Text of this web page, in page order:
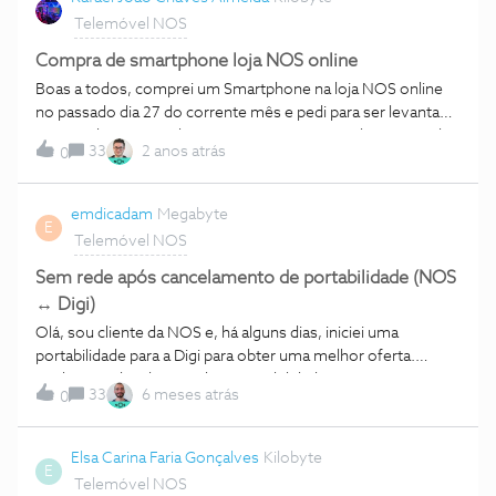
Telemóvel NOS
Compra de smartphone loja NOS online
Boas a todos, comprei um Smartphone na loja NOS online
no passado dia 27 do corrente mês e pedi para ser levantado
3m uma loja NOS (Alegro Sintra) e a previsão de entrega do
mesmo era para dia 29 do corrente mês!!!Hoje, dia 30 ainda
não recebi nenhuma mensagem de confirmação para o
mesmo ser levantado na Loja.O que recomendam fazer?
Com os melhores cumprimentos,Rafael Almeida
0 33 2 anos atrás
E
emdicadam Megabyte
Telemóvel NOS
Sem rede após cancelamento de portabilidade (NOS
↔ Digi)
Olá, sou cliente da NOS e, há alguns dias, iniciei uma
portabilidade para a Digi para obter uma melhor oferta.
Acabei por decidir cancelar a portabilidade, e a própria Digi
confirmou-me por SMS que o cancelamento foi efetuado
corretamente.Desde então, porém, não tenho qualquer
cobertura. Experimentei colocar o cartão SIM da Digi no
telemóvel e também não tem rede. Entrei em contacto com
0 33 6 meses atrás
E
Elsa Carina Faria Gonçalves Kilobyte
Telemóvel NOS